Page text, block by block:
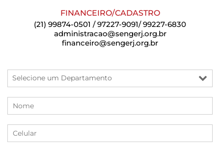
FINANCEIRO/CADASTRO
(21) 99874-0501 / 97227-9091/ 99227-6830
administracao@sengerj.org.br
financeiro@sengerj.org.br